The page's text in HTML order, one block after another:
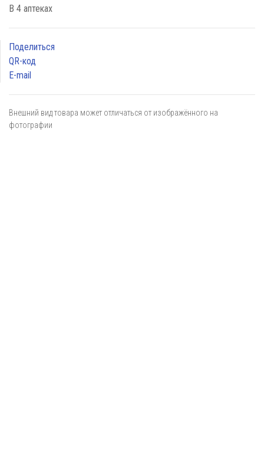
В 4 аптеках
Поделиться
QR-код
E-mail
Внешний вид товара может отличаться от изображённого на
фотографии